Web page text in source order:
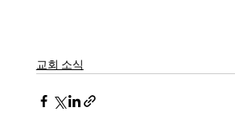
교회 소식